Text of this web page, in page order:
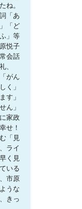
ね。
「あ
「ど
」等
悦子
会話
、
がん
く」
す」
ん」
家政
せ！
「見
ライ
く見
いる
市原
うな
きっ